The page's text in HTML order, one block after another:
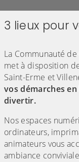
3 lieux pour
La Communauté
met à disposition
Saint-Erme et
vos démarches
divertir.
Nos espaces
ordinateurs,
animateurs vous
ambiance